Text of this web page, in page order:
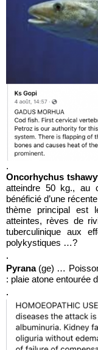
.
Oncorhychus
atteindre 50 kg., au
bénéficié d’une
thème principal est
atteintes, rèves de
tuberculinique aux
polykystiques …?
.
Pyrana(ge) … Poisson
: plaie atone entourée
.